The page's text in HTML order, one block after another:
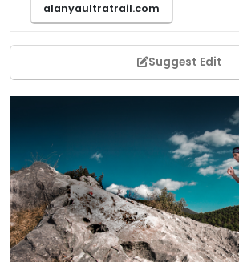
alanyaultratrail.com
Suggest Edit